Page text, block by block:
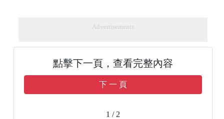
Advertisements
點擊下一頁，查看完整內容
下 一 頁
1 / 2